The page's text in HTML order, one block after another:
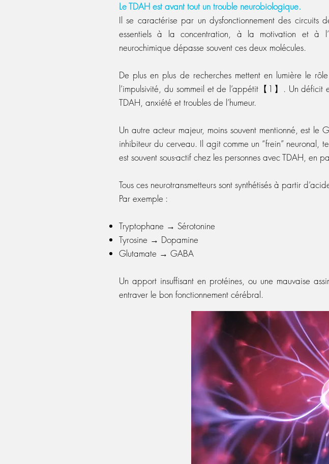
Le TDAH est avant tout un trouble neurobiologique.
Il se caractérise par un dysfonctionnement des circuits
essentiels à la concentration, à la motivation et à
neurochimique dépasse souvent ces deux molécules.
De plus en plus de recherches mettent en lumière le
l’impulsivité, du sommeil et de l’appétit【1】. Un
TDAH, anxiété et troubles de l’humeur.
Un autre acteur majeur, moins souvent mentionné, est
inhibiteur du cerveau. Il agit comme un “frein” neuronal,
est souvent sous-actif chez les personnes avec TDAH, en
Tous ces neurotransmetteurs sont synthétisés à partir
Par exemple :
Tryptophane → Sérotonine
Tyrosine → Dopamine
Glutamate → GABA
Un apport insuffisant en protéines, ou une mauvaise
entraver le bon fonctionnement cérébral.